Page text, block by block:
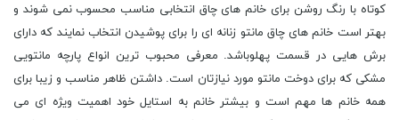
کوتاه با رنگ روشن برای خانم های چاق انتخابی مناسب محسوب نمی شوند و
بهتر است خانم های چاق مانتو زنانه ای را برای پوشیدن انتخاب نمایند که دارای
برش هایی در قسمت پهلوباشد. معرفی محبوب ترین انواع پارچه مانتویی
مشکی که برای دوخت مانتو مورد نیازتان است. داشتن ظاهر مناسب و زیبا برای
همه خانم ها مهم است و بیشتر خانم به استایل خود اهمیت ویژه ای می